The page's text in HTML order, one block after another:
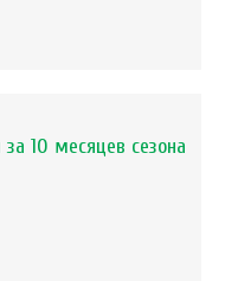
10 месяцев сезона